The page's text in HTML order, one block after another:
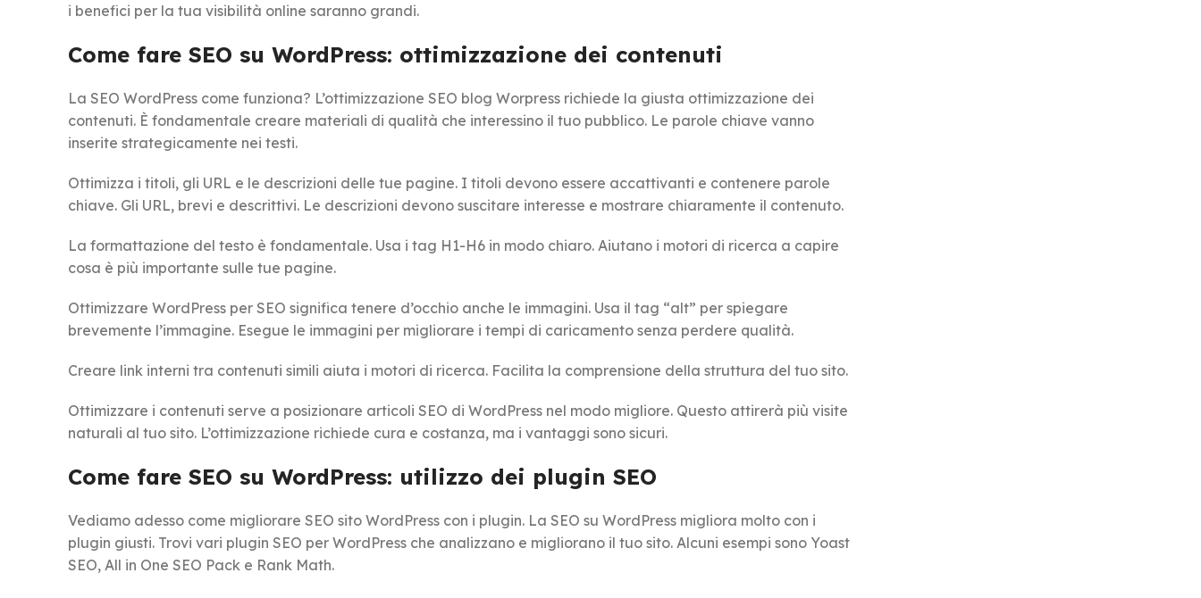
i benefici per la tua visibilità online saranno grandi.
Come fare SEO su WordPress: ottimizzazione dei contenuti
La SEO WordPress come funziona? L’ottimizzazione SEO blog Worpress richiede la giusta ottimizzazione dei
contenuti. È fondamentale creare materiali di qualità che interessino il tuo pubblico. Le parole chiave vanno
inserite strategicamente nei testi.
Ottimizza i titoli, gli URL e le descrizioni delle tue pagine. I titoli devono essere accattivanti e contenere parole
chiave. Gli URL, brevi e descrittivi. Le descrizioni devono suscitare interesse e mostrare chiaramente il contenuto.
La formattazione del testo è fondamentale. Usa i tag H1-H6 in modo chiaro. Aiutano i motori di ricerca a capire
cosa è più importante sulle tue pagine.
Ottimizzare WordPress per SEO significa tenere d’occhio anche le immagini. Usa il tag “alt” per spiegare
brevemente l’immagine. Esegue le immagini per migliorare i tempi di caricamento senza perdere qualità.
Creare link interni tra contenuti simili aiuta i motori di ricerca. Facilita la comprensione della struttura del tuo sito.
Ottimizzare i contenuti serve a posizionare articoli SEO di WordPress nel modo migliore. Questo attirerà più visite
naturali al tuo sito. L’ottimizzazione richiede cura e costanza, ma i vantaggi sono sicuri.
Come fare SEO su WordPress: utilizzo dei plugin SEO
Vediamo adesso come migliorare SEO sito WordPress con i plugin. La SEO su WordPress migliora molto con i
plugin giusti. Trovi vari plugin SEO per WordPress che analizzano e migliorano il tuo sito. Alcuni esempi sono Yoast
SEO, All in One SEO Pack e Rank Math.